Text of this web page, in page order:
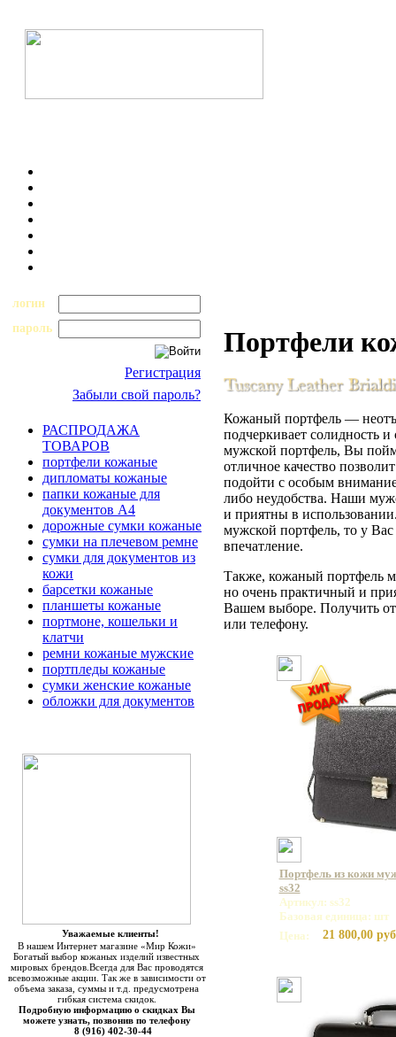
логин
пароль
Регистрация
Забыли свой пароль?
РАСПРОДАЖА
ТОВАРОВ
портфели кожаные
дипломаты кожаные
папки кожаные для
документов А4
дорожные сумки кожаные
сумки на плечевом ремне
сумки для документов из
кожи
барсетки кожаные
планшеты кожаные
портмоне, кошельки и
клатчи
ремни кожаные мужские
портпледы кожаные
сумки женские кожаные
обложки для документов
Уважаемые клиенты!
В нашем Интернет магазине «Мир Кожи»
Богатый выбор кожаных изделий известных
мировых брендов.Всегда для Вас проводятся
всевозможные акции. Так же в зависимости от
объема заказа, суммы и т.д. предусмотрена
гибкая система скидок.
Подробную информацию о скидках Вы
можете узнать, позвонив по телефону
8 (916) 402-30-44
Портфели
Кожаный портфель —
подчеркивает солидность
мужской портфель, Вы
отличное качество
подойти с особым
либо неудобства. Наши
и приятны в
мужской портфель, то у Вас
впечатление.
Также, кожаный портфель
но очень практичный и
Вашем выборе. Получить
или телефону.
Портфель из кожи
ss32
Артикул: ss32
Базовая единица: шт
Цена:
21 800,00